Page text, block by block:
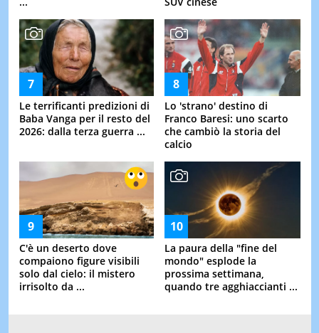
Le terrificanti predizioni di
Baba Vanga per il resto del
2026: dalla terza guerra ...
Lo 'strano' destino di
Franco Baresi: uno scarto
che cambiò la storia del
calcio
C'è un deserto dove
compaiono figure visibili
solo dal cielo: il mistero
irrisolto da ...
La paura della "fine del
mondo" esplode la
prossima settimana,
quando tre agghiaccianti ...